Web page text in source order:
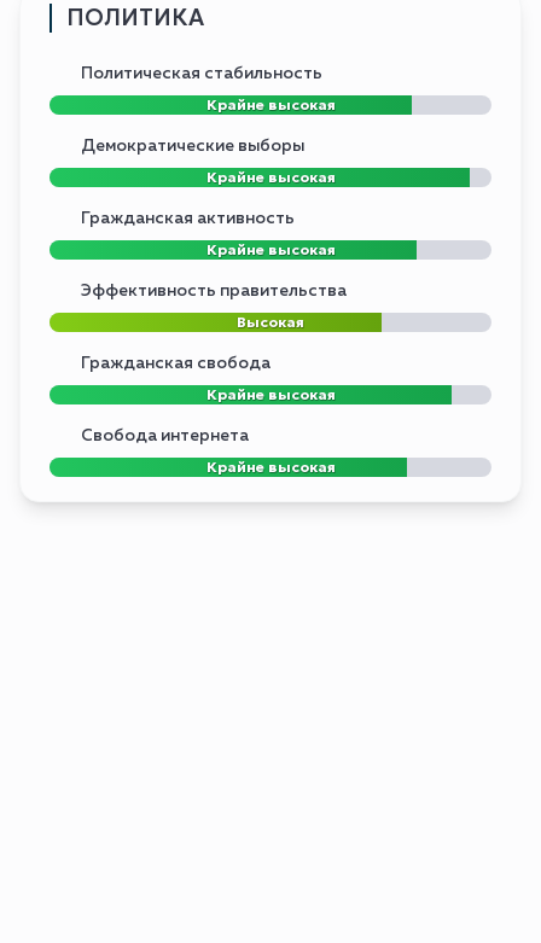
ПОЛИТИКА
Политическая стабильность
Крайне высокая
Демократические выборы
Крайне высокая
Гражданская активность
Крайне высокая
Эффективность правительства
Высокая
Гражданская свобода
Крайне высокая
Свобода интернета
Крайне высокая